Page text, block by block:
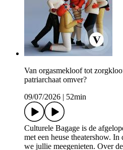
Van orgasmekloof tot
patriarchaat omver?
09/07/2026
52min
Culturele Bagage is de
met een heuse theatershow.
we jullie meegenieten. Over